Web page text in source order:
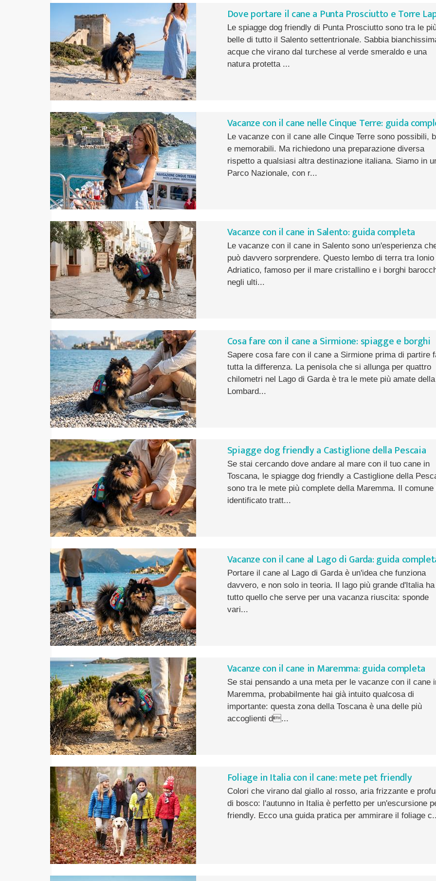
Dove portare il cane a Punta Prosciutto e Torre
Le spiagge dog friendly di Punta Prosciutto sono tra le
belle di tutto il Salento settentrionale. Sabbia
acque che virano dal turchese al verde smeraldo e una
natura protetta ...
Vacanze con il cane nelle Cinque Terre: guida
Le vacanze con il cane alle Cinque Terre sono possibili,
e memorabili. Ma richiedono una preparazione diversa
rispetto a qualsiasi altra destinazione italiana. Siamo in
Parco Nazionale, con r...
Vacanze con il cane in Salento: guida completa
Le vacanze con il cane in Salento sono un'esperienza
può davvero sorprendere. Questo lembo di terra tra Ionio
Adriatico, famoso per il mare cristallino e i borghi
negli ulti...
Cosa fare con il cane a Sirmione: spiagge e borghi
Sapere cosa fare con il cane a Sirmione prima di partire
tutta la differenza. La penisola che si allunga per quattro
chilometri nel Lago di Garda è tra le mete più amate della
Lombard...
Spiagge dog friendly a Castiglione della Pescaia
Se stai cercando dove andare al mare con il tuo cane in
Toscana, le spiagge dog friendly a Castiglione della
sono tra le mete più complete della Maremma. Il comune
identificato tratt...
Vacanze con il cane al Lago di Garda: guida
Portare il cane al Lago di Garda è un'idea che funziona
davvero, e non solo in teoria. Il lago più grande d'Italia ha
tutto quello che serve per una vacanza riuscita: sponde
vari...
Vacanze con il cane in Maremma: guida completa
Se stai pensando a una meta per le vacanze con il cane
Maremma, probabilmente hai già intuito qualcosa di
importante: questa zona della Toscana è una delle più
accoglienti d...
Foliage in Italia con il cane: mete pet friendly
Colori che virano dal giallo al rosso, aria frizzante e
di bosco: l'autunno in Italia è perfetto per un'escursione
friendly. Ecco una guida pratica per ammirare il foliage